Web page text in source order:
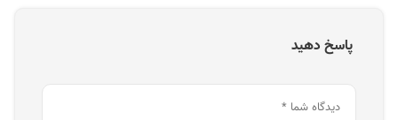
پاسخ دهید